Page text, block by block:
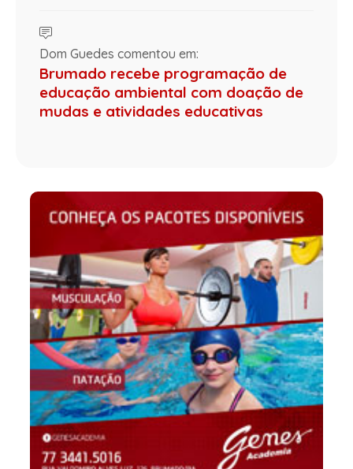
Dom Guedes comentou em:
Brumado recebe programação de
educação ambiental com doação de
mudas e atividades educativas